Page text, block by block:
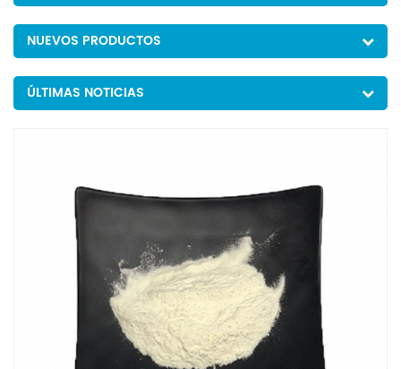
NUEVOS PRODUCTOS
ÚLTIMAS NOTICIAS